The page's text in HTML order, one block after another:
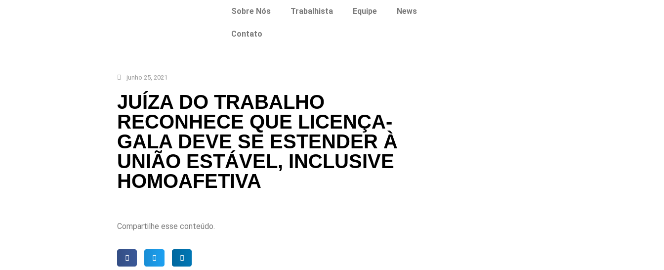
Sobre Nós Trabalhista Equipe News
Contato
junho 25, 2021
JUÍZA DO TRABALHO
RECONHECE QUE LICENÇA-
GALA DEVE SE ESTENDER À
UNIÃO ESTÁVEL, INCLUSIVE
HOMOAFETIVA
Compartilhe esse conteúdo.